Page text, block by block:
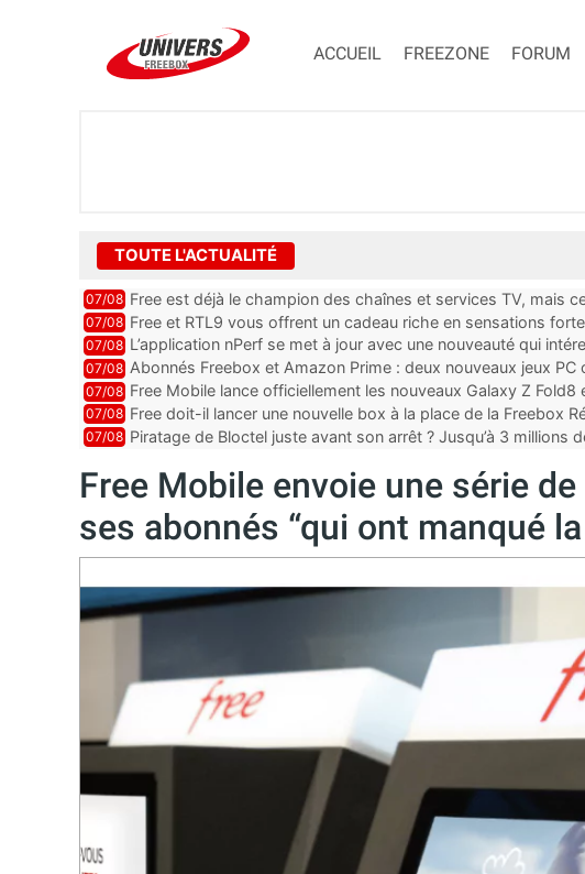
ACCUEIL FREEZONE FORUM
TOUTE L'ACTUALITÉ
07/08 Free est déjà le champion des chaînes et services TV, mais
encore au moin...
07/08 Free et RTL9 vous offrent un cadeau riche en sensations
l’obtenir
07/08 L’application nPerf se met à jour avec une nouveauté qui
Mobile, Orange, SFR ...
07/08 Abonnés Freebox et Amazon Prime : deux nouveaux jeux PC
07/08 Free Mobile lance officiellement les nouveaux Galaxy Z Fold8
des promos et des cadeaux
07/08 Free doit-il lancer une nouvelle box à la place de la Freebox
07/08 Piratage de Bloctel juste avant son arrêt ? Jusqu’à 3 millions
Free Mobile envoie une série
ses abonnés “qui ont manqué